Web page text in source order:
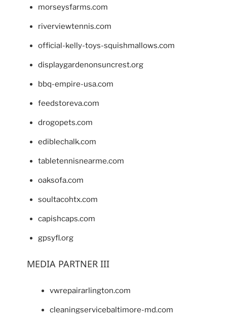
morseysfarms.com
riverviewtennis.com
official-kelly-toys-squishmallows.com
displaygardenonsuncrest.org
bbq-empire-usa.com
feedstoreva.com
drogopets.com
ediblechalk.com
tabletennisnearme.com
oaksofa.com
soultacohtx.com
capishcaps.com
gpsyfl.org
MEDIA PARTNER III
vwrepairarlington.com
cleaningservicebaltimore-md.com